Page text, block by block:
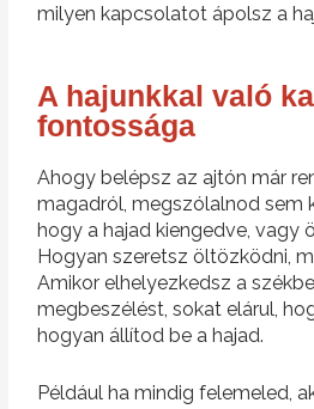
milyen kapcsolatot ápolsz a
A hajunkkal való
fontossága
Ahogy belépsz az ajtón már
magadról, megszólalnod sem
hogy a hajad kiengedve, vagy
Hogyan szeretsz öltözködni,
Amikor elhelyezkedsz a
megbeszélést, sokat elárul,
hogyan állítod be a hajad.
Például ha mindig felemeled,